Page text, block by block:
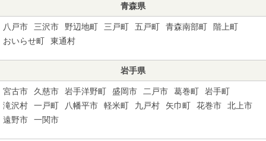
青森県
八戸市 三沢市 野辺地町 三戸町 五戸町 青森南部町
階上町
おいらせ町
東通村
岩手県
宮古市 久慈市 岩手洋野町 盛岡市 二戸市 葛巻町
岩手町
滝沢村
一戸町 八幡平市 軽米町 九戸村 矢巾町 花巻市
北上市
遠野市
一関市